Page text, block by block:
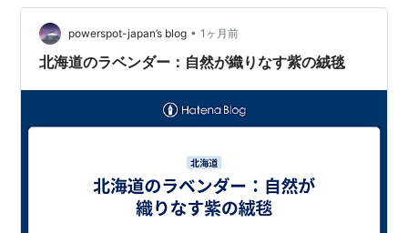
が、中からの写真はこちら。 この景…
powerspot-japan’s blog • 1ヶ月前
北海道のラベンダー：自然が織りなす紫の絨毯